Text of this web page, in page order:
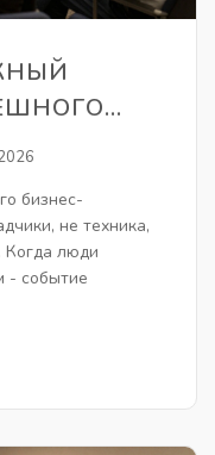
бизнес-
не техника,
Когда люди
- событие